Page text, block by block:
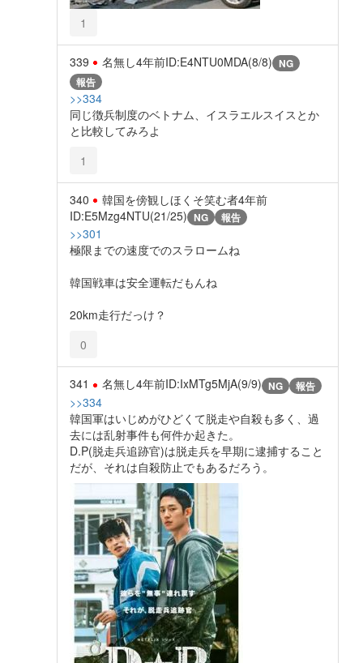
1
339 名無し4年前ID:E4NTU0MDA(8/8) NG
報告
>>334
同じ徴兵制度のベトナム、イスラエルスイスとか
と比較してみろよ
1
340 韓国を傍観しほくそ笑む者4年前
ID:E5Mzg4NTU(21/25) NG 報告
>>301
極限までの速度でのスラロームね
韓国戦車は安全運転だもんね
20km走行だっけ？
0
341 名無し4年前ID:IxMTg5MjA(9/9) NG 報告
>>334
韓国軍はいじめがひどくて脱走や自殺も多く、過
去には乱射事件も何件か起きた。
D.P(脱走兵追跡官)は脱走兵を早期に逮捕すること
だが、それは自殺防止でもあるだろう。